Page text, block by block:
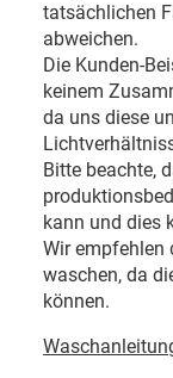
tatsächlichen
abweichen.
Die Kunden-
keinem
da uns diese
Bitte beachte,
kann und dies
Wir empfehlen
waschen, da
können.